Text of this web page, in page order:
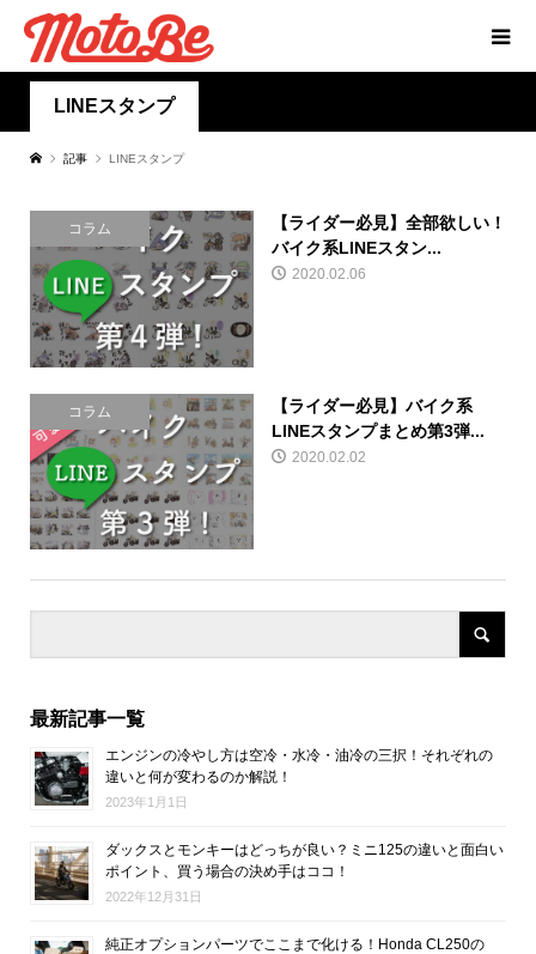
LINEスタンプ
記事 LINEスタンプ
コラム
【ライダー必見】全部欲しい！
バイク系LINEスタン...
2020.02.06
コラム
【ライダー必見】バイク系
LINEスタンプまとめ第3弾...
2020.02.02
最新記事一覧
エンジンの冷やし方は空冷・水冷・油冷の三択！それぞれの
違いと何が変わるのか解説！
2023年1月1日
ダックスとモンキーはどっちが良い？ミニ125の違いと面白い
ポイント、買う場合の決め手はココ！
2022年12月31日
純正オプションパーツでここまで化ける！Honda CL250の